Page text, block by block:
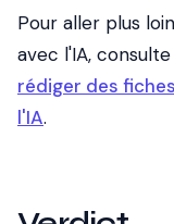
Pour aller plus
avec l'IA,
rédiger des
l'IA.